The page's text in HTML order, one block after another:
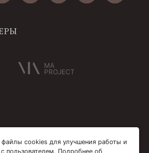
MA
PROJECT
файлы cookies для улучшения работы и
пользователем. Подробнее об